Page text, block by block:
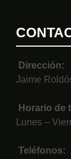
Dirección:
Jaime
Horario de
Lunes –
Teléfonos: